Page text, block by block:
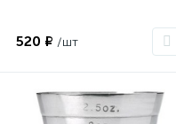
520 ₽ /шт